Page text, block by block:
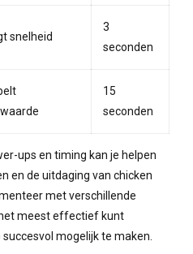
snelheid
3
seconden
15
seconden
ups en timing kan je helpen
en de uitdaging van chicken
met verschillende
meest effectief kunt
mogelijk te maken.